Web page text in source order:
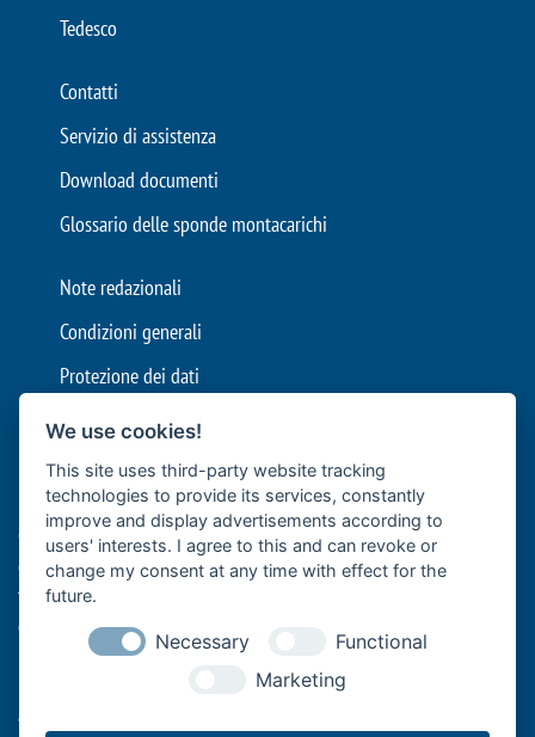
Tedesco
Contatti
Servizio di assistenza
Download documenti
Glossario delle sponde montacarichi
Note redazionali
Condizioni generali
Protezione dei dati
Impostazioni cookie
Bär Cargolift è leader europeo nella produzione di sponde
montacarichi e sponde idrauliche con sede a Heilbronn, in
Germania. L'azienda a conduzione familiare con oltre 40 anni di
esperienza è fornitore premium e leader nell'innovazione per il
trasporto efficiente di merci con veicoli commerciali. I suoi sistemi
di sollevamento montati sul retro dei veicoli supportano la
logistica professionale di alimenti e bevande con autocarri e
rimorchi, il trasporto a lunga distanza con semirimorchi, le imprese
artigiane con furgoni o le aziende di spedizione e logistica
We use cookies!
This site uses third-party website tracking
technologies to provide its services, constantly
improve and display advertisements according to
users' interests. I agree to this and can revoke or
change my consent at any time with effect for the
future.
Necessary
Functional
Marketing